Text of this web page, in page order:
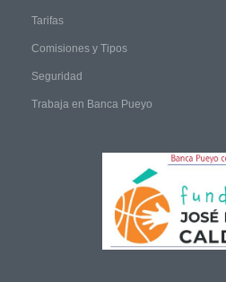
Tarifas
Comisiones y Tipos
Seguridad
Trabaja en Banca Pueyo